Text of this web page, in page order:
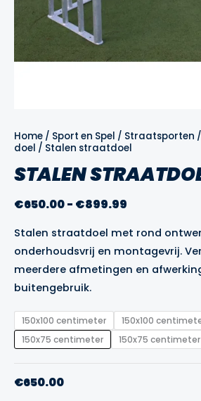
Home / Sport en Spel / Straatsporten /
doel / Stalen straatdoel
STALEN
€650.00- €899.99
tot
€899.99
Stalen straatdoel met rond
onderhoudsvrij en montagevrij.
meerdere afmetingen en
buitengebruik.
150x100 centimeter
150x100
150x75 centimeter
150x75
€650.00